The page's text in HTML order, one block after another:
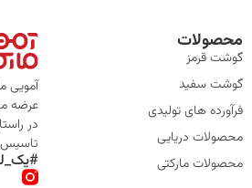
محصولات
گوشت قرمز
گوشت سفید
فرآورده های تولیدی
محصولات دریایی
محصولات مارکتی
عرضه
در